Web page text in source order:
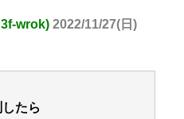
wrok) 2022/11/27(日)
たら